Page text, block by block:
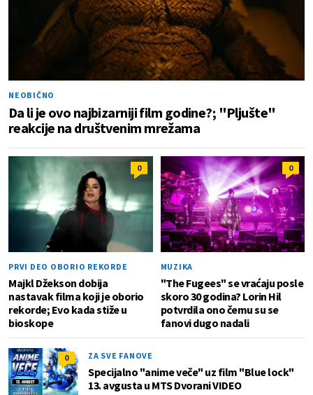
NEOBIČNO
Da li je ovo najbizarniji film godine?; "Pljušte"
reakcije na društvenim mrežama
0
PRVI DEO OBORIO REKORDE
Majkl Džekson dobija
nastavak filma koji je oborio
rekorde; Evo kada stiže u
bioskope
0
MUZIKA
"The Fugees" se vraćaju posle
skoro 30 godina? Lorin Hil
potvrdila ono čemu su se
fanovi dugo nadali
0 ZA SVE FANOVE
Specijalno "anime veče" uz film "Blue lock"
13. avgusta u MTS Dvorani VIDEO